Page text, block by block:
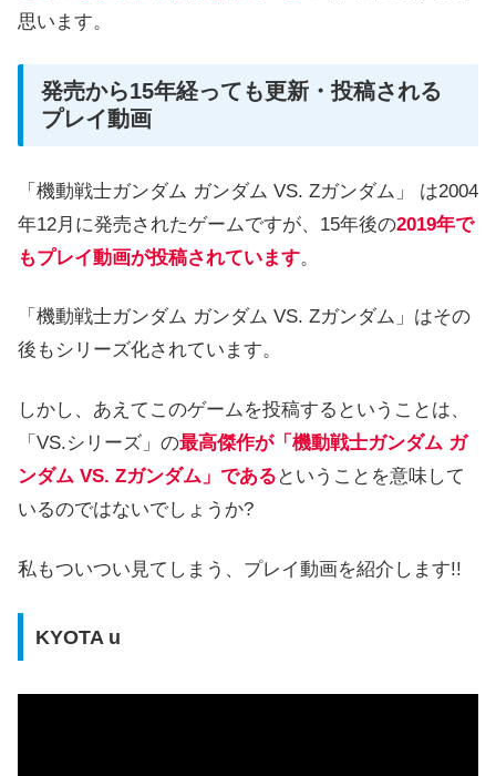
思います。
発売から15年経っても更新・投稿される
プレイ動画
「機動戦士ガンダム ガンダム VS. Zガンダム」 は2004
年12月に発売されたゲームですが、15年後の2019年で
もプレイ動画が投稿されています。
「機動戦士ガンダム ガンダム VS. Zガンダム」はその
後もシリーズ化されています。
しかし、あえてこのゲームを投稿するということは、
「VS.シリーズ」の最高傑作が「機動戦士ガンダム ガ
ンダム VS. Zガンダム」である ということを意味して
いるのではないでしょうか?
私もついつい見てしまう、プレイ動画を紹介します!!
KYOTA u